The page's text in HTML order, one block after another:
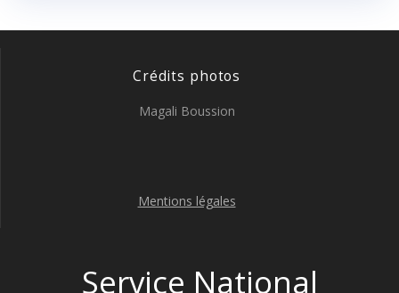
Crédits photos
Magali Boussion
Mentions légales
Service National